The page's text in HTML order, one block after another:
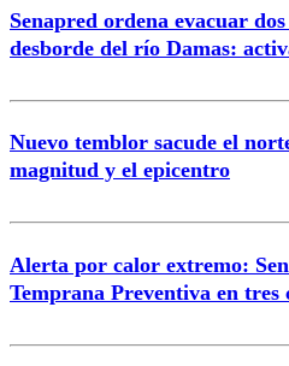
Correo
Senapred ordena evacuar
desborde del río Damas:
Nuevo temblor sacude el
magnitud y el epicentro
Alerta por calor extremo:
Temprana Preventiva en tres